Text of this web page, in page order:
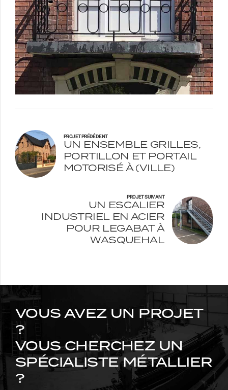
PROJET PRÉDÉDENT
UN ENSEMBLE GRILLES,
PORTILLON ET PORTAIL
MOTORISÉ À (VILLE)
PROJET SUIVANT
UN ESCALIER
INDUSTRIEL EN ACIER
POUR LEGABAT À
WASQUEHAL
VOUS AVEZ UN PROJET
?
VOUS CHERCHEZ UN
SPÉCIALISTE MÉTALLIER
?